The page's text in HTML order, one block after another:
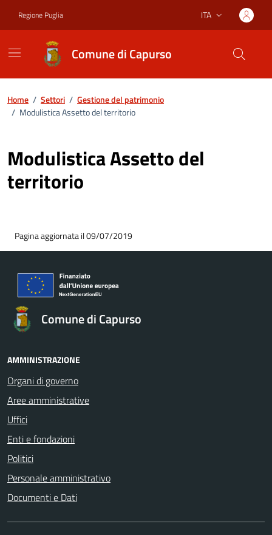
Regione Puglia Lingua attiva:
ITA
Comune di Capurso
Home / Settori / Gestione del patrimonio
/ Modulistica Assetto del territorio
Modulistica Assetto del
territorio
Pagina aggiornata il 09/07/2019
Comune di Capurso
AMMINISTRAZIONE
Organi di governo
Aree amministrative
Uffici
Enti e fondazioni
Politici
Personale amministrativo
Documenti e Dati